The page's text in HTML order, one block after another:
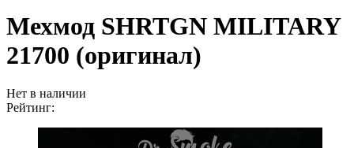
Мехмод SHRTGN MILITARY
21700 (оригинал)
Нет в наличии
Рейтинг: